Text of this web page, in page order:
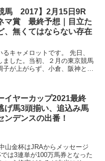
馬 2017】2月15日9R
マ賞 最終予想｜目立た
、無くてはならない存在
キャメロットです。 先日、
した。当初、２月の東京競馬
が上がらず、小倉、阪神と予
イヤーカップ2021最終
げ馬3頭揃い、追込み馬
ンデンスの出番！
山金杯はJRAからメッセージ
は3連単が100万馬券となった